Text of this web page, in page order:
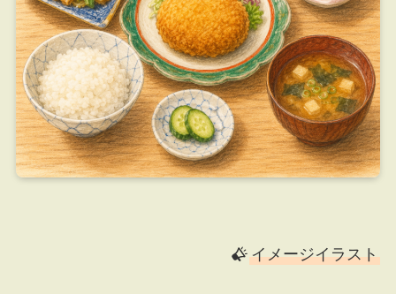
イメージイラスト